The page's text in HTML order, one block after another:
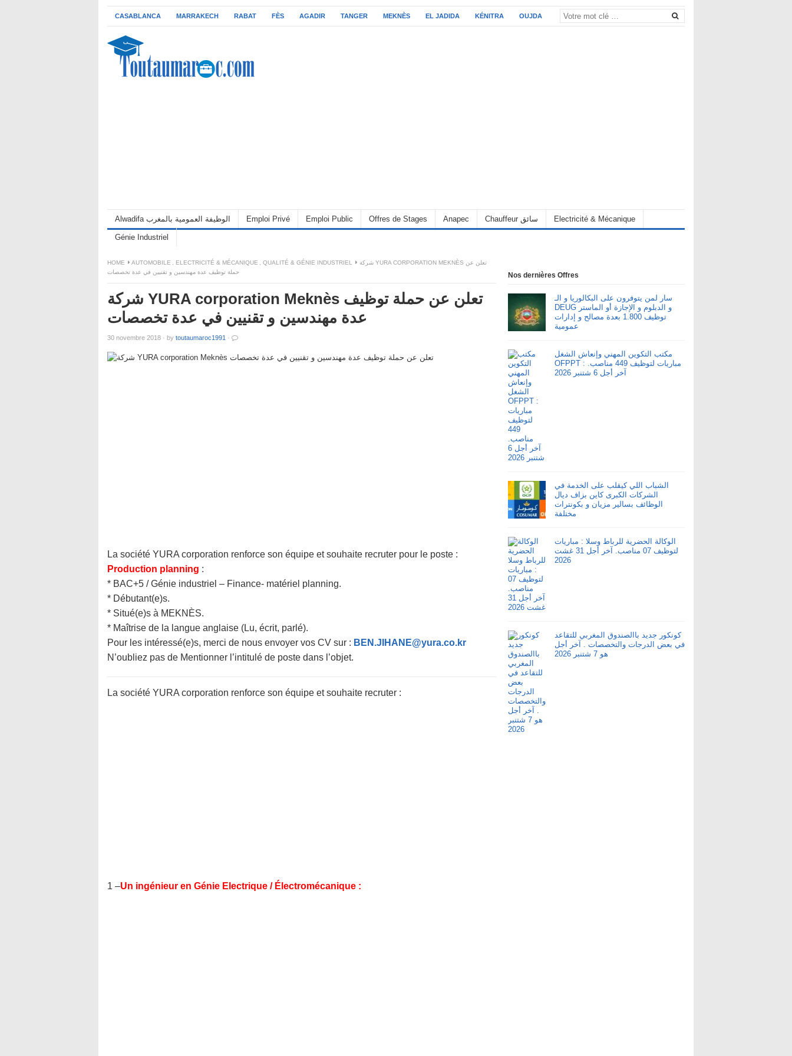
CASABLANCA MARRAKECH RABAT FÈS AGADIR TANGER MEKNÈS EL JADIDA KÉNITRA OUJDA
Alwadifa الوظيفة العمومية بالمغرب Emploi Privé Emploi Public Offres de Stages Anapec Chauffeur سائق Electricité & Mécanique
Génie Industriel
HOME AUTOMOBILE ELECTRICITÉ & MÉCANIQUE QUALITÉ & GÉNIE INDUSTRIEL
شركة YURA CORPORATION MEKNÈS تعلن عن
حملة توظيف عدة مهندسين و تقنيين في عدة تخصصات
شركة YURA corporation Meknès تعلن عن حملة توظيف
عدة مهندسين و تقنيين في عدة تخصصات
30 novembre 2018 · by toutaumaroc1991 ·
La société YURA corporation renforce son équipe et souhaite recruter pour le poste :
Production planning :
* BAC+5 / Génie industriel – Finance- matériel planning.
* Débutant(e)s.
* Situé(e)s à MEKNÈS.
* Maîtrise de la langue anglaise (Lu, écrit, parlé).
Pour les intéressé(e)s, merci de nous envoyer vos CV sur : BEN.JIHANE@yura.co.kr
N’oubliez pas de Mentionner l’intitulé de poste dans l’objet.
La société YURA corporation renforce son équipe et souhaite recruter :
1 –Un ingénieur en Génie Electrique / Électromécanique :
Nos dernières Offres
سار لمن يتوفرون على البكالوريا و الـ
DEUG و الدبلوم و الإجازة أو الماستر
توظيف 1.800 بعدة مصالح و إدارات
عمومية
مكتب التكوين المهني وإنعاش الشغل
OFPPT : مباريات لتوظيف 449 مناصب.
آخر أجل 6 شتنبر 2026
الشباب اللي كيقلب على الخدمة في
الشركات الكبرى كاين بزاف ديال
الوظائف بسالير مزيان و بكونترات
مختلفة
الوكالة الحضرية للرباط وسلا : مباريات
لتوظيف 07 مناصب. آخر أجل 31 غشت
2026
كونكور جديد باالصندوق المغربي للتقاعد
في بعض الدرجات والتخصصات . آخر أجل
هو 7 شتنبر 2026